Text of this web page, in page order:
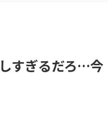
道！」すぎるだろ…今